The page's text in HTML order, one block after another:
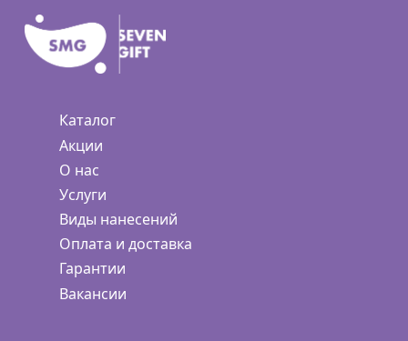
Каталог
Акции
О нас
Услуги
Виды нанесений
Оплата и доставка
Гарантии
Вакансии